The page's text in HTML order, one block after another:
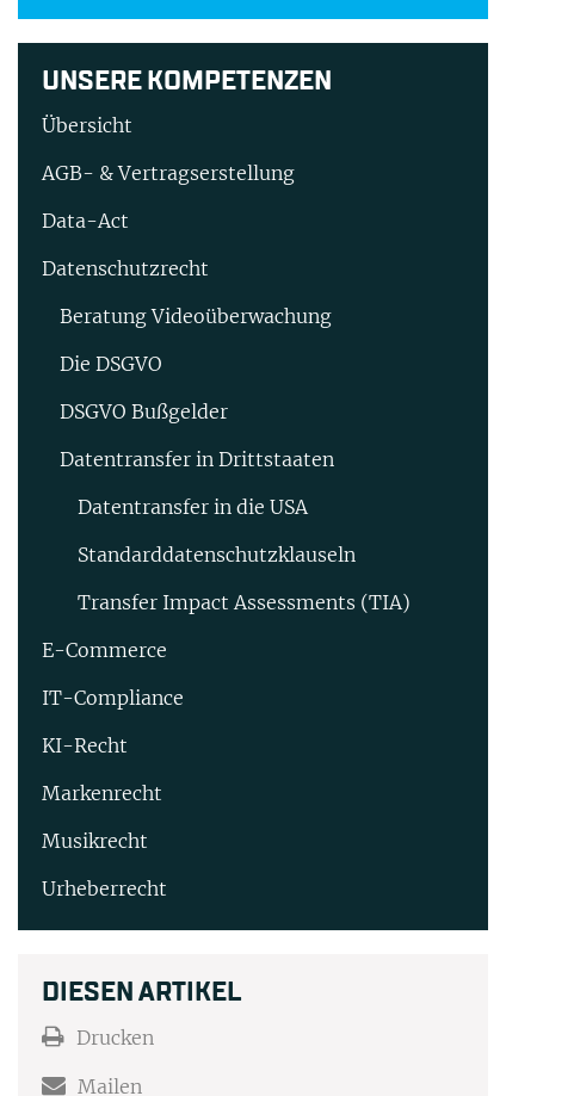
UNSERE KOMPETENZEN
Übersicht
AGB- & Vertragserstellung
Data-Act
Datenschutzrecht
Beratung Video­überwachung
Die DSGVO
DSGVO Bußgelder
Datentransfer in Drittstaaten
Datentransfer in die USA
Standard­datenschutz­klauseln
Transfer Impact Assessments (TIA)
E-Commerce
IT-Compliance
KI-Recht
Markenrecht
Musikrecht
Urheberrecht
DIESEN ARTIKEL
Drucken
Mailen